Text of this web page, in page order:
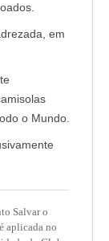
em
o Mundo.
Salvar o
aplicada no